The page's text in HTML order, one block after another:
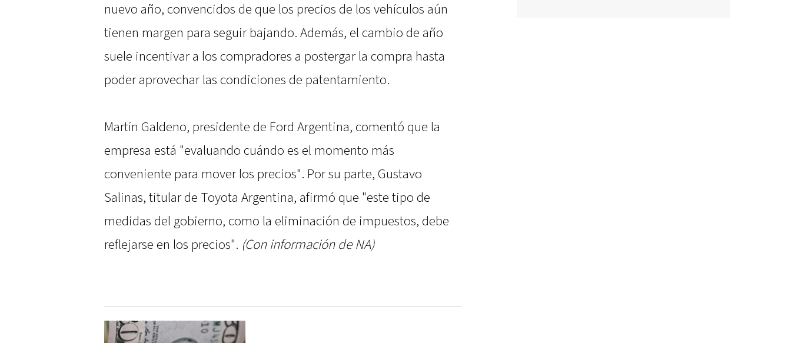
nuevo año, convencidos de que los precios de los vehículos aún
tienen margen para seguir bajando. Además, el cambio de año
suele incentivar a los compradores a postergar la compra hasta
poder aprovechar las condiciones de patentamiento.
Martín Galdeno, presidente de Ford Argentina, comentó que la
empresa está "evaluando cuándo es el momento más
conveniente para mover los precios". Por su parte, Gustavo
Salinas, titular de Toyota Argentina, afirmó que "este tipo de
medidas del gobierno, como la eliminación de impuestos, debe
reflejarse en los precios". (Con información de NA)